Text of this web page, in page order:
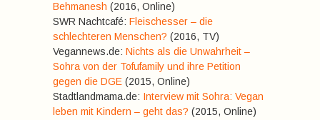
Behmanesh (2016, Online)
SWR Nachtcafé: Fleischesser – die
schlechteren Menschen? (2016, TV)
Vegannews.de: Nichts als die Unwahrheit –
Sohra von der Tofufamily und ihre Petition
gegen die DGE (2015, Online)
Stadtlandmama.de: Interview mit Sohra: Vegan
leben mit Kindern – geht das? (2015, Online)